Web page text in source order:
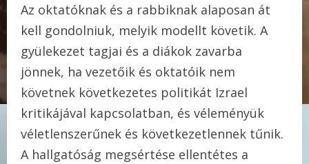
Az oktatóknak és a rabbiknak alaposan át
kell gondolniuk, melyik modellt követik. A
gyülekezet tagjai és a diákok zavarba
jönnek, ha vezetőik és oktatóik nem
követnek következetes politikát Izrael
kritikájával kapcsolatban, és véleményük
véletlenszerűnek és következetlennek tűnik.
A hallgatóság megsértése ellentétes a